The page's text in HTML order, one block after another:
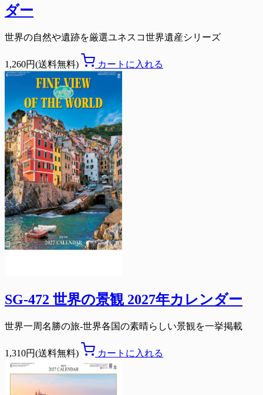
ダー
世界の自然や遺跡を厳選ユネスコ世界遺産シリーズ
1,260円(送料無料) カートに入れる
SG-472 世界の景観 2027年カレンダー
世界一周名勝の旅-世界各国の素晴らしい景観を一挙掲載
1,310円(送料無料) カートに入れる